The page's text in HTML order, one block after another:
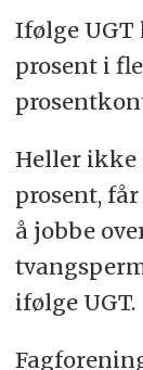
Ifølge UGT
prosent i
Heller ikke
prosent,
å jobbe
ifølge UGT.